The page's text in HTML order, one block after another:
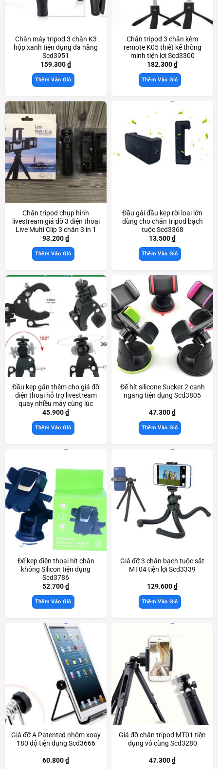
Chân máy tripod 3 chân K3
hộp xanh tiện dụng đa năng
Scd3951
159.300₫
Thêm Vào Giỏ
Chân tripod 3 chân kèm
remote K05 thiết kế thông
minh tiện lợi Scd3300
182.300₫
Thêm Vào Giỏ
Chân tripod chụp hình
livestream giá đỡ 3 điện thoại
Live Multi Clip 3 chân 3 in 1
xoay 360 độ Scd3533
93.200₫
Thêm Vào Giỏ
Đầu gài đầu kẹp rời loại lớn
dùng cho chân tripod bạch
tuộc Scd3368
13.500₫
Thêm Vào Giỏ
Đầu kẹp gắn thêm cho giá đỡ
điện thoại hỗ trợ livestream
quay nhiều máy cùng lúc
Scd3560
45.900₫
Thêm Vào Giỏ
Đế hít silicone Sucker 2 cạnh
ngang tiện dụng Scd3805
47.300₫
Thêm Vào Giỏ
Đế kẹp điện thoại hít chân
không Silicon tiện dụng
Scd3786
52.700₫
Thêm Vào Giỏ
Giá đỡ 3 chân bạch tuộc sắt
MT04 tiện lợi Scd3339
129.600₫
Thêm Vào Giỏ
Giá đỡ A Patented nhôm xoay
180 độ tiện dụng Scd3666
60.800₫
Giá đỡ chân tripod MT01 tiện
dụng vô cùng Scd3280
47.300₫